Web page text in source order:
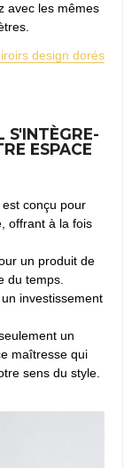
avec les mêmes
design dorés
S'INTÈGRE-
ESPACE
conçu pour
offrant à la fois
un produit de
du temps.
investissement
un
maîtresse qui
sens du style.